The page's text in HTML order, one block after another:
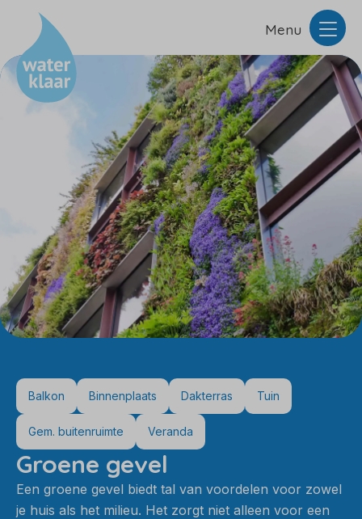
Groene gevel
Balkon Binnenplaats Dakterras Tuin
Gem. buitenruimte Veranda
Een groene gevel biedt tal van voordelen voor zowel
je huis als het milieu. Het zorgt niet alleen voor een